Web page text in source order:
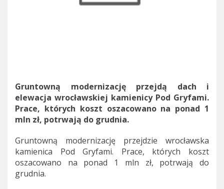
Gruntowną modernizację przejdą dach i
elewacja wrocławskiej kamienicy Pod Gryfami.
Prace, których koszt oszacowano na ponad 1
mln zł, potrwają do grudnia.
Gruntowną modernizację przejdzie wrocławska
kamienica Pod Gryfami. Prace, których koszt
oszacowano na ponad 1 mln zł, potrwają do
grudnia.